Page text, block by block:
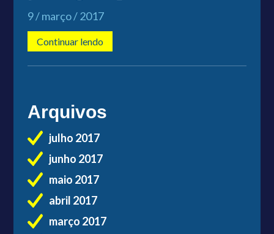
9 / março / 2017
Continuar lendo
Arquivos
julho 2017
junho 2017
maio 2017
abril 2017
março 2017